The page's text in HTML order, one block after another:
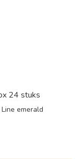
24 stuks
emerald